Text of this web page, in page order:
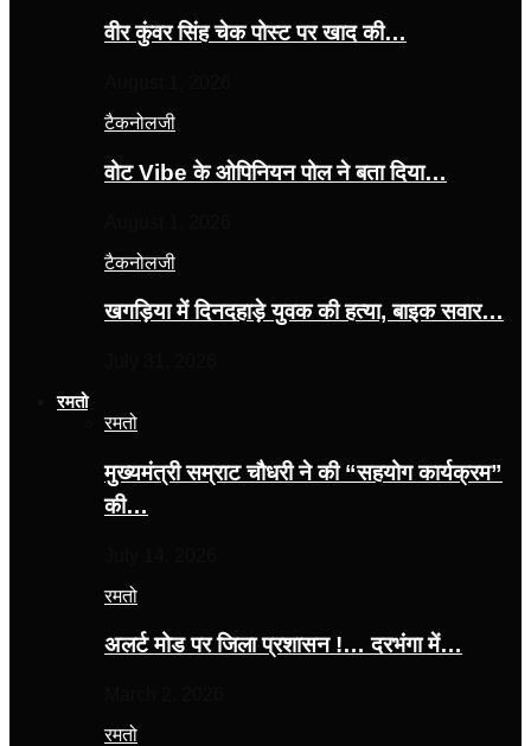
वीर कुंवर सिंह चेक पोस्ट पर खाद की…
टैकनोलजी
वोट Vibe के ओपिनियन पोल ने बता दिया…
टैकनोलजी
खगड़िया में दिनदहाड़े युवक की हत्या, बाइक सवार…
रमतो
रमतो
मुख्यमंत्री सम्राट चौधरी ने की “सहयोग कार्यक्रम”
की…
रमतो
अलर्ट मोड पर जिला प्रशासन !… दरभंगा में…
रमतो